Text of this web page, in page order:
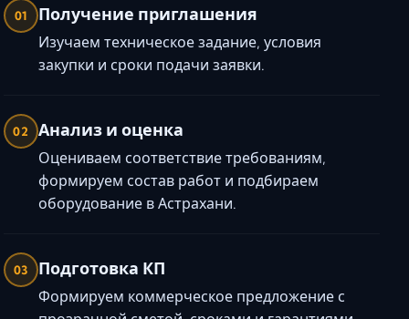
01 Получение приглашения
Изучаем техническое задание, условия
закупки и сроки подачи заявки.
02 Анализ и оценка
Оцениваем соответствие требованиям,
формируем состав работ и подбираем
оборудование в Астрахани.
03 Подготовка КП
Формируем коммерческое предложение с